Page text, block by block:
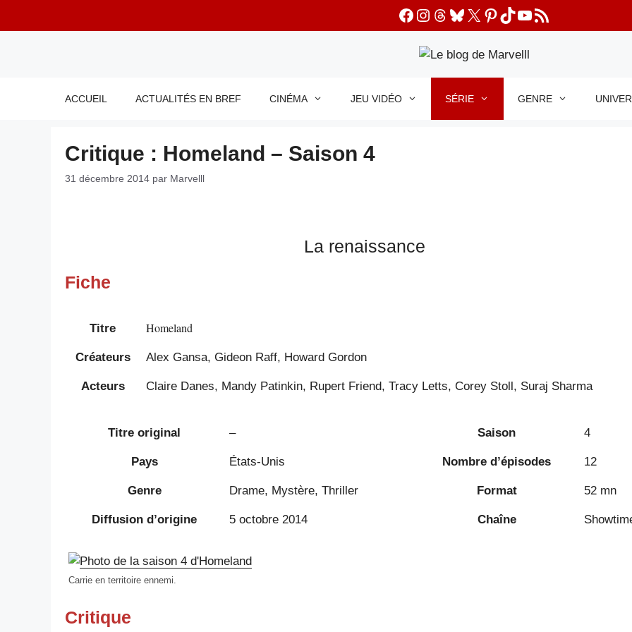
Facebook
Instagram
Threads
Bluesky
X Pinterest
TikTok
YouTube
Flux RSS
ACCUEIL ACTUALITÉS EN BREF CINÉMA JEU VIDÉO SÉRIE GENRE
Critique : Homeland – Saison 4
31 décembre 2014 par Marvelll
La renaissance
Fiche
Titre Homeland
Créateurs Alex Gansa, Gideon Raff, Howard Gordon
Acteurs Claire Danes, Mandy Patinkin, Rupert Friend, Tracy Letts, Corey Stoll, Suraj Sharma
Titre original – Saison 4
Pays États-Unis Nombre d’épisodes 12
Genre Drame, Mystère, Thriller Format 52 mn
Diffusion d’origine 5 octobre 2014 Chaîne
Carrie en territoire ennemi.
Critique